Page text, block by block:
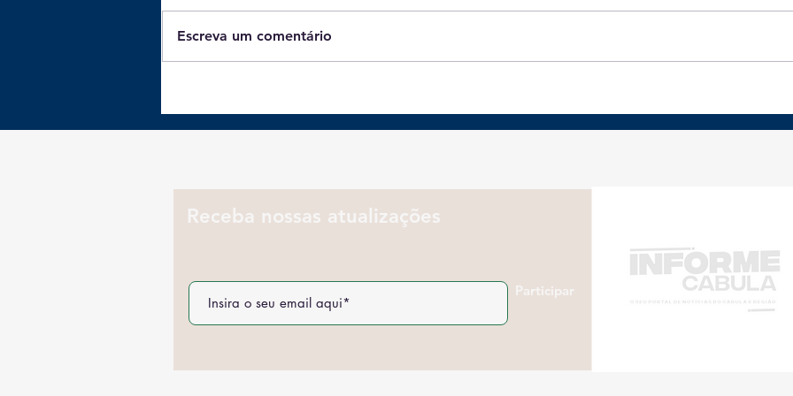
Escreva um comentário
Receba nossas atualizações
Participar